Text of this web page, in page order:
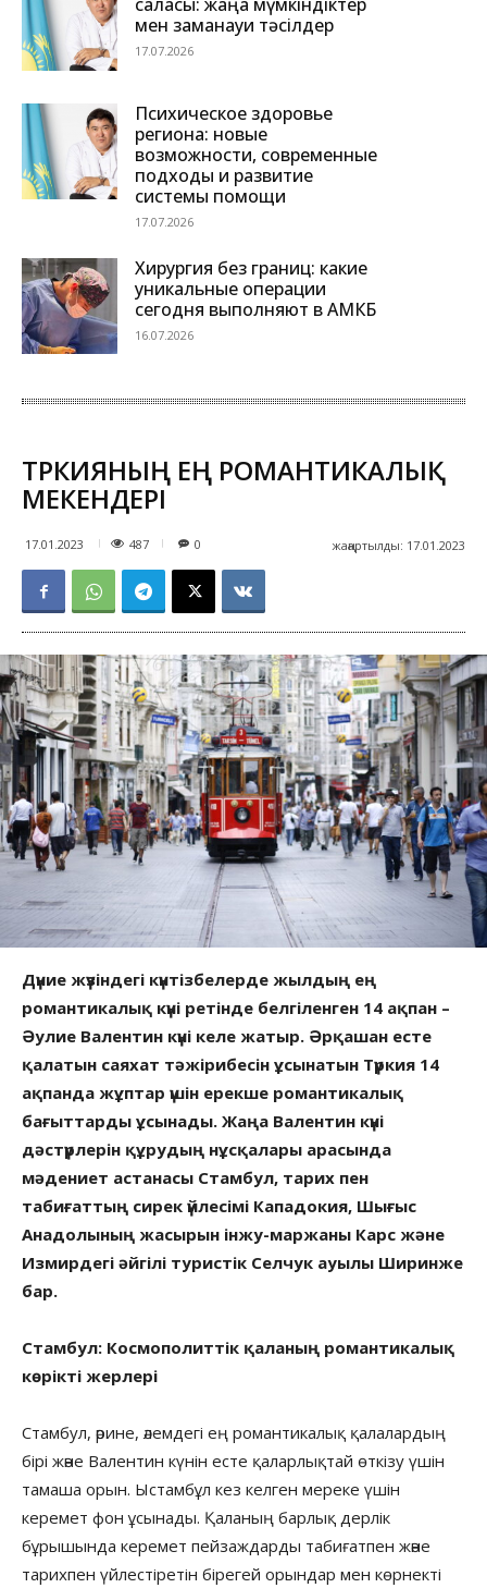
мен заманауи тәсілдер
17.07.2026
Психическое здоровье
региона: новые
возможности, современные
подходы и развитие
системы помощи
17.07.2026
Хирургия без границ: какие
уникальные операции
сегодня выполняют в АМКБ
16.07.2026